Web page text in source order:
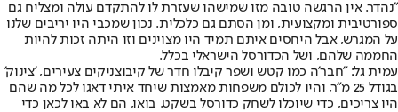
"נהדר. אין הרגשה טובה מזו שמישהו שעזרת לו להתקדם עולה ומצליח גם
ספורטיבית ומקצועית, ומן הסתם גם כלכלית. נכון שמכבי היו יריבים שלנו
על המגרש, אבל היחסים איתם תמיד היו מצוינים וזו היתה זכות להיות
החממה שלהם, ושל הכדורסל הישראלי בכלל.
עמית גל: "חבר'ה כמו קטש ושפר קיבלו חדר של קיבוצניקים צעירים, 'צינוק'
בגודל 25 מ"ר, והיו לכולם משפחות מאמצות שיחד איתי דאגו לכל מה שהם
היו צריכים, כדי שיוכלו לשחק כדורסל בשקט. בואו, הם לא באו לכאן כדי